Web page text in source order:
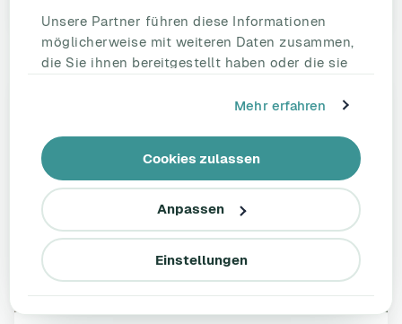
Unsere Partner führen diese Informationen
möglicherweise mit weiteren Daten zusammen,
die Sie ihnen bereitgestellt haben oder die sie
Mehr erfahren
Cookies zulassen
Anpassen
Einstellungen